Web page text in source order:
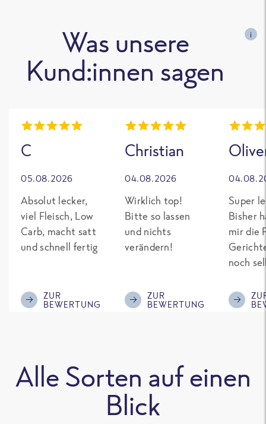
Was unsere
Kund:innen sagen
i
C
05.08.2026
Absolut lecker,
viel Fleisch, Low
Carb, macht satt
und schnell fertig
ZUR
BEWERTUNG
Christian
04.08.2026
Wirklich top!
Bitte so lassen
und nichts
verändern!
ZUR
BEWERTUNG
Super
Bisher
mir die
noch
Eiweiß.
was
Alle Sorten auf einen
Blick